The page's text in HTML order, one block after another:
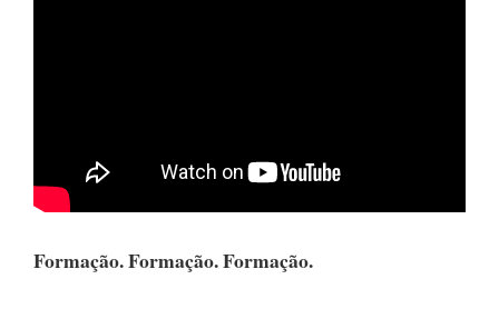
Formação. Formação. Formação.